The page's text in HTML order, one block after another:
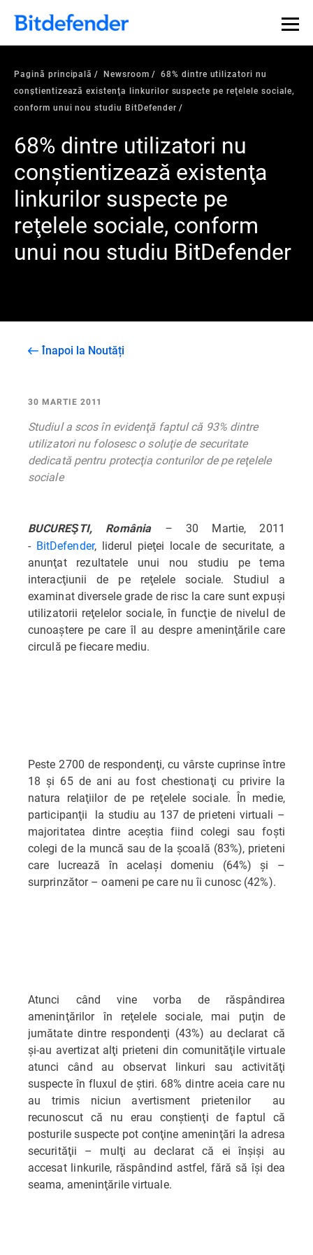
Pagină principală Newsroom
68% dintre utilizatori nu
conştientizează existenţa linkurilor suspecte pe reţelele sociale,
conform unui nou studiu BitDefender
68% dintre utilizatori nu
conştientizează existenţa
linkurilor suspecte pe
reţelele sociale, conform
unui nou studiu BitDefender
Înapoi la Noutăți
30 MARTIE 2011
Studiul a scos în evidenţă faptul că 93% dintre
utilizatori nu folosesc o soluţie de securitate
dedicată pentru protecţia conturilor de pe reţelele
sociale
BUCUREŞTI, România– 30 Martie, 2011
- BitDefender, liderul pieţei locale de securitate, a
anunţat rezultatele unui nou studiu pe tema
interacţiunii de pe reţelele sociale. Studiul a
examinat diversele grade de risc la care sunt expuşi
utilizatorii reţelelor sociale, în funcţie de nivelul de
cunoaştere pe care îl au despre ameninţările care
circulă pe fiecare mediu.
Peste 2700 de respondenţi, cu vârste cuprinse între
18 şi 65 de ani au fost chestionaţi cu privire la
natura relaţiilor de pe reţelele sociale. În medie,
participanţii la studiu au 137 de prieteni virtuali –
majoritatea dintre aceştia fiind colegi sau foşti
colegi de la muncă sau de la şcoală (83%), prieteni
care lucrează în acelaşi domeniu (64%) şi –
surprinzător – oameni pe care nu îi cunosc (42%).
Atunci când vine vorba de răspândirea
ameninţărilor în reţelele sociale, mai puţin de
jumătate dintre respondenţi (43%) au declarat că
şi-au avertizat alţi prieteni din comunităţile virtuale
atunci când au observat linkuri sau activităţi
suspecte în fluxul de ştiri. 68% dintre aceia care nu
au trimis niciun avertisment prietenilor au
recunoscut că nu erau conştienţi de faptul că
posturile suspecte pot conţine ameninţări la adresa
securităţii – mulţi au declarat că ei înşişi au
accesat linkurile, răspândind astfel, fără să îşi dea
seama, ameninţările virtuale.